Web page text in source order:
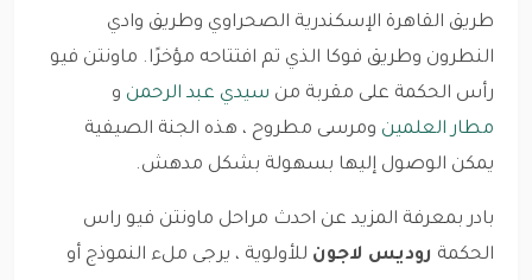
طريق القاهرة الإسكندرية الصحراوي وطريق وادي
النطرون وطريق فوكا الذي تم افتتاحه مؤخرًا. ماونتن فيو
رأس الحكمة على مقربة من سيدي عبد الرحمن و
مطار العلمين ومرسى مطروح ، هذه الجنة الصيفية
يمكن الوصول إليها بسهولة بشكل مدهش.
بادر بمعرفة المزيد عن احدث مراحل ماونتن فيو راس
الحكمة روديس لاجون للأولوية ، يرجى ملء النموذج أو